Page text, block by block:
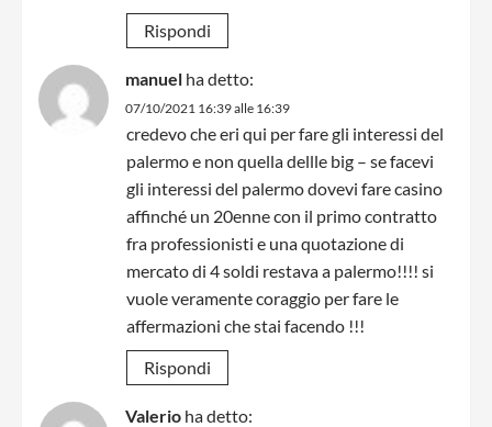
Rispondi
manuel ha detto:
07/10/2021 16:39 alle 16:39
credevo che eri qui per fare gli interessi del
palermo e non quella dellle big – se facevi
gli interessi del palermo dovevi fare casino
affinché un 20enne con il primo contratto
fra professionisti e una quotazione di
mercato di 4 soldi restava a palermo!!!! si
vuole veramente coraggio per fare le
affermazioni che stai facendo !!!
Rispondi
Valerio ha detto: